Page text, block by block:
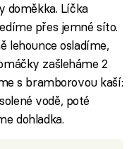
doměkka. Líčka
přes jemné síto.
lehounce osladíme,
zašleháme 2
s bramborovou kaší:
vodě, poté
dohladka.